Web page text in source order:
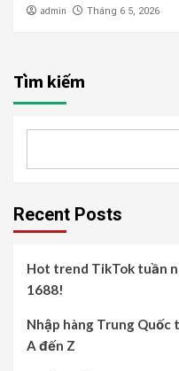
admin Tháng 6 5, 2026
Tìm kiếm
Recent Posts
Hot trend TikTok tuần
1688!
Nhập hàng Trung
A đến Z